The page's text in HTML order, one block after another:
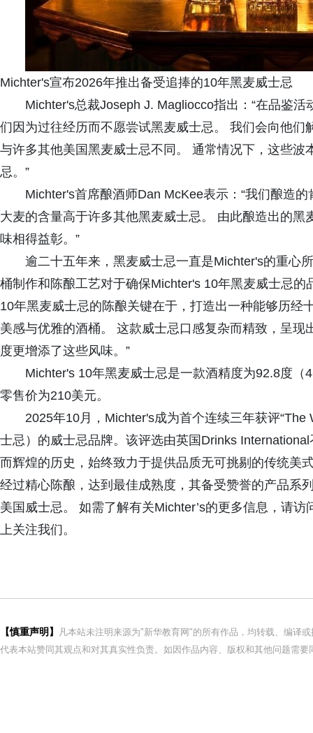
Michter's宣布2026年推出备受追捧的10年黑麦威士忌
Michter's总裁Joseph J. Magliocco指出：“在品鉴
们因为过往经历而不愿尝试黑麦威士忌。 我们会向他
与许多其他美国黑麦威士忌不同。 通常情况下，这些
忌。”
Michter's首席酿酒师Dan McKee表示：“我们酿造
大麦的含量高于许多其他黑麦威士忌。 由此酿造出的
味相得益彰。”
逾二十五年来，黑麦威士忌一直是Michter's的重心
桶制作和陈酿工艺对于确保Michter's 10年黑麦威士忌
10年黑麦威士忌的陈酿关键在于，打造出一种能够历经
美感与优雅的酒桶。 这款威士忌口感复杂而精致，呈
度更增添了这些风味。”
Michter's 10年黑麦威士忌是一款酒精度为92.8度
零售价为210美元。
2025年10月，Michter's成为首个连续三年获评
士忌）的威士忌品牌。该评选由英国Drinks
而辉煌的历史，始终致力于提供品质无可挑剔的传统美
经过精心陈酿，达到最佳成熟度，其备受赞誉的产品系
美国威士忌。 如需了解有关Michter’s的更多信息，请
上关注我们。
【慎重声明】
凡本站未注明来源为"新华教育网"的所有作品，均转载、编译
代表本站赞同其观点和对其真实性负责。如因作品内容、版权和其他问题需